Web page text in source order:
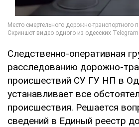
Следственно-оперативная
расследованию дорожно-
происшествий СУ ГУ НП в
устанавливает все
происшествия. Решается
сведений в Единый реестр